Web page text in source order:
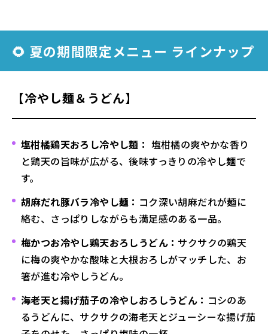
🌻 夏の期間限定メニュー ラインナップ
【冷やし麺＆うどん】
塩柑橘鶏天おろし冷やし麺： 塩柑橘の爽やかな香り
と鶏天の旨味が広がる、後味すっきりの冷やし麺で
す。
胡麻だれ豚バラ冷やし麺： コク深い胡麻だれが麺に
絡む、さっぱりしながらも満足感のある一品。
梅かつお冷やし鶏天おろしうどん： サクサクの鶏天
に梅の爽やかな酸味と大根おろしがマッチした、お
箸が進む冷やしうどん。
海老天と揚げ茄子の冷やしおろしうどん： コシのあ
るうどんに、サクサクの海老天とジューシーな揚げ茄